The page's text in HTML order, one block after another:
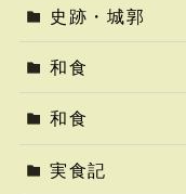
史跡・城郭
和食
和食
実食記